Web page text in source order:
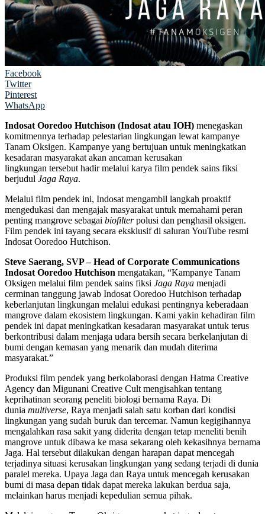
Facebook
Twitter
Pinterest
WhatsApp
Indosat Ooredoo Hutchison (Indosat atau IOH) menegaskan
komitmennya terhadap pelestarian lingkungan lewat kampanye
Tanam Oksigen. Kampanye yang bertujuan untuk meningkatkan
kesadaran masyarakat akan ancaman kerusakan
lingkungan tersebut hadir melalui karya film pendek sains fiksi
berjudul Jaga Raya.
Melalui film pendek ini, Indosat mengambil langkah proaktif
mengedukasi dan mengajak masyarakat untuk memahami peran
penting mangrove sebagai biofilterpolusi dan penghasil oksigen.
Film pendek ini tayang secara eksklusif di saluran YouTube resmi
Indosat Ooredoo Hutchison.
Steve Saerang, SVP – Head of Corporate Communications
Indosat Ooredoo Hutchison mengatakan, “Kampanye Tanam
Oksigen melalui film pendek sains fiksi Jaga Raya menjadi
cerminan tanggung jawab Indosat Ooredoo Hutchison terhadap
keberlanjutan lingkungan melalui edukasi pentingnya keberadaan
mangrove dalam ekosistem lingkungan. Kami yakin kehadiran film
pendek ini dapat meningkatkan kesadaran masyarakat untuk terus
berkontribusi dalam menjaga udara bersih secara berkelanjutan di
bumi dengan kemasan yang menarik dan mudah diterima
masyarakat.”
Produksi film pendek yang berkolaborasi dengan Hatma Creative
Agency dan Migunani Creative Cult mengisahkan tentang
keprihatinan seorang peneliti biologi bernama Raya. Di
dunia multiverse, Raya menjadi salah satu korban dari kondisi
lingkungan yang sudah buruk dan tercemar. Namun kegigihannya
mengalahkan rasa sakit yang diderita dengan tetap meneliti benih
mangrove untuk dibawa ke masa sekarang oleh kekasihnya bernama
Jaga. Hal tersebut dilakukan dengan harapan dapat mencegah
terjadinya situasi kerusakan lingkungan yang sedang terjadi di dunia
paralel mereka. Upaya Jaga dan Raya untuk mencegah kerusakan
bumi di masa depan tidak dapat mereka lakukan berdua saja,
melainkan harus menjadi kepedulian semua pihak.